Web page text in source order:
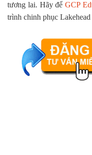
tương lai. Hãy đểGCP
trình chinh phục